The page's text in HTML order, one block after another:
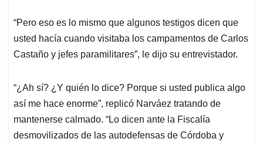
“Pero eso es lo mismo que algunos testigos dicen que
usted hacía cuando visitaba los campamentos de Carlos
Castaño y jefes paramilitares”, le dijo su entrevistador.
“¿Ah sí? ¿Y quién lo dice? Porque si usted publica algo
así me hace enorme”, replicó Narváez tratando de
mantenerse calmado. “Lo dicen ante la Fiscalía
desmovilizados de las autodefensas de Córdoba y